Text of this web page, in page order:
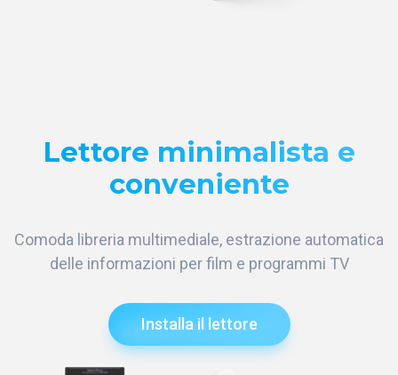
Lettore minimalista e
conveniente
Comoda libreria multimediale, estrazione automatica
delle informazioni per film e programmi TV
Installa il lettore